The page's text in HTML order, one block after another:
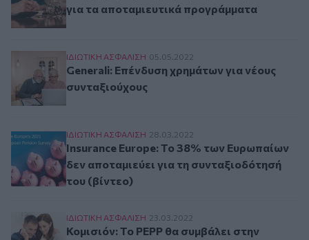
για τα αποταμιευτικά προγράμματα
Generali: Επένδυση χρημάτων για νέους
ΙΔΙΩΤΙΚΗ ΑΣΦAΛΙΣΗ 05.05.2022
Generali: Επένδυση χρημάτων για νέους
συνταξιούχους
Insurance Europe: Το 38% των Ευρωπαίων δεν
ΙΔΙΩΤΙΚΗ ΑΣΦAΛΙΣΗ 28.03.2022
Insurance Europe: Το 38% των Ευρωπαίων
δεν αποταμιεύει για τη συνταξιοδότησή
του (βίντεο)
Κομισιόν: Το PEPP θα συμβάλει στην τόνωση
ΙΔΙΩΤΙΚΗ ΑΣΦAΛΙΣΗ 23.03.2022
Κομισιόν: Το PEPP θα συμβάλει στην